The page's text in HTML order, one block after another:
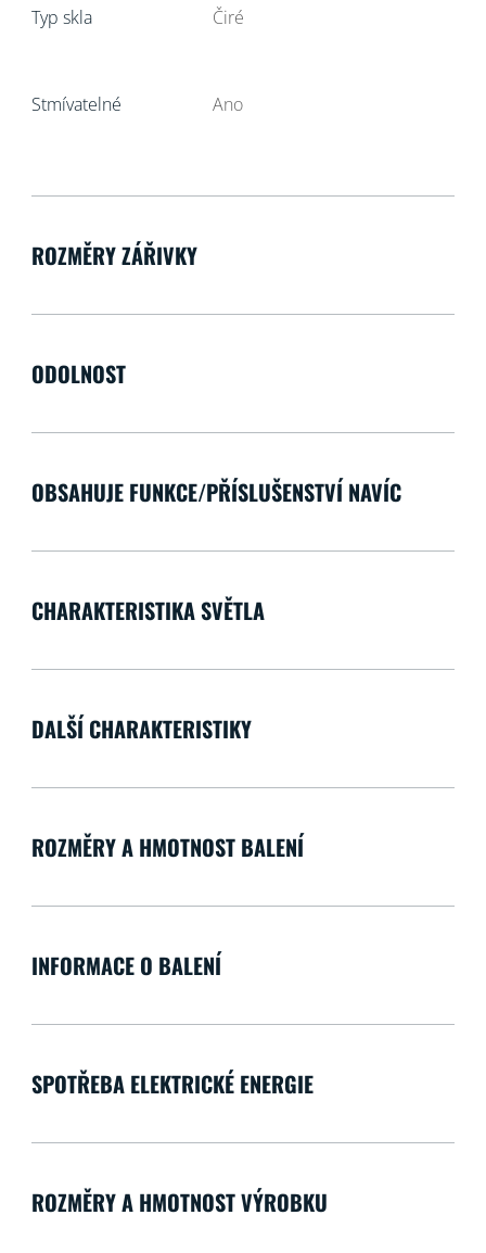
Typ skla Čiré
Stmívatelné Ano
ROZMĚRY ZÁŘIVKY
ODOLNOST
OBSAHUJE FUNKCE/PŘÍSLUŠENSTVÍ NAVÍC
CHARAKTERISTIKA SVĚTLA
DALŠÍ CHARAKTERISTIKY
ROZMĚRY A HMOTNOST BALENÍ
INFORMACE O BALENÍ
SPOTŘEBA ELEKTRICKÉ ENERGIE
ROZMĚRY A HMOTNOST VÝROBKU